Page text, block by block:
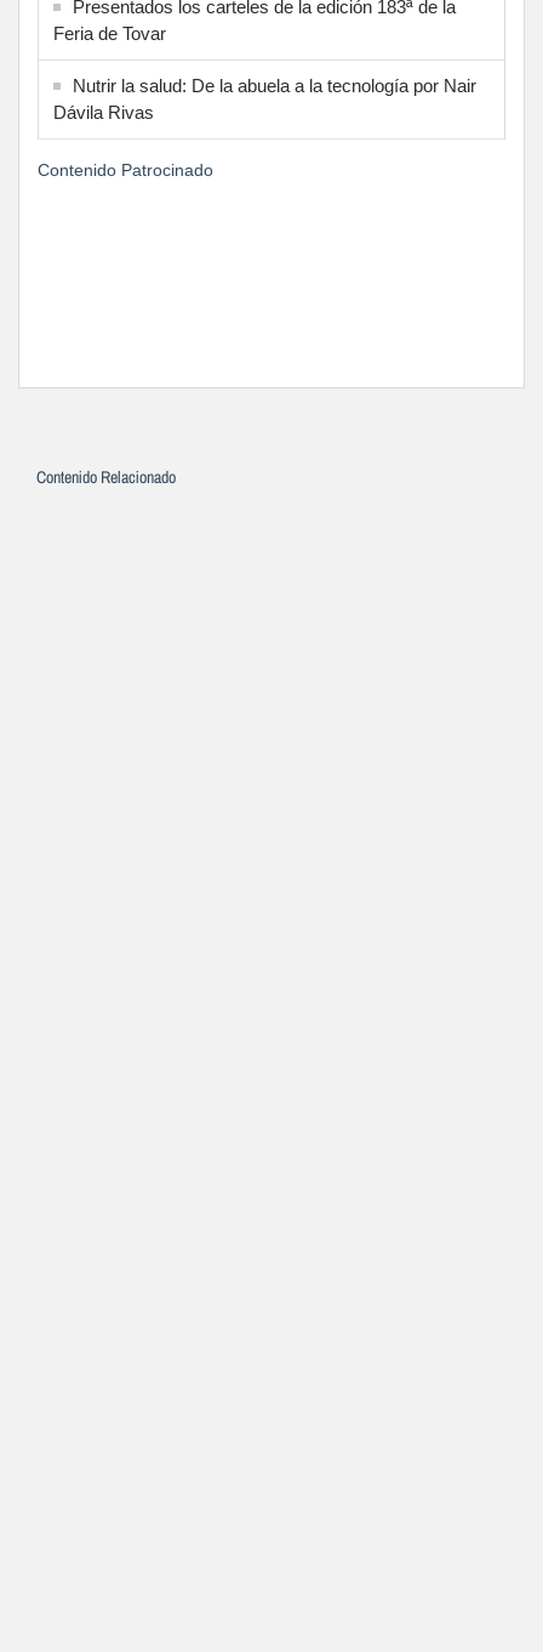
Presentados los carteles de la edición 183ª de la
Feria de Tovar
Nutrir la salud: De la abuela a la tecnología por Nair
Dávila Rivas
Contenido Patrocinado
Contenido Relacionado